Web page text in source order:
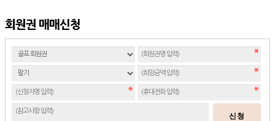
회원권 매매신청
신청